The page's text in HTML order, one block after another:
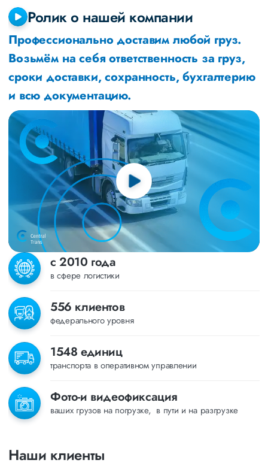
Ролик о нашей компании
Профессионально доставим любой груз.
Возьмём на себя ответственность за груз,
сроки доставки, сохранность, бухгалтерию
и всю документацию.
с 2010 года
в сфере логистики
556 клиентов
федерального уровня
1548 единиц
транспорта в оперативном управлении
Фото-и видеофиксация
ваших грузов на погрузке, в пути и на разгрузке
Наши клиенты